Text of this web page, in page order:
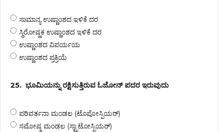
ಸಾಮಾನ್ಯ ಉಷ್ಣಾಂಶದ ಇಳಿಕೆ ದರ
ಸ್ಥಿರೋಷ್ಣಕ ಉಷ್ಣಾಂಶದ ಇಳಿಕೆ ದರ
ಉಷ್ಣಾಂಶದ ವಿಪರ್ಯಯ
ಉಷ್ಣಾಂಶದ ಪ್ರಕ್ರಿಯೆ
25. ಭೂಮಿಯನ್ನು ರಕ್ಷಿಸುತ್ತಿರುವ ಓಜೋನ್ ಪದರ ಇರುವುದು
ಪರಿವರ್ತನಾ ಮಂಡಲ (ಟೊಪೋಸ್ಪಿಯರ್)
ಸಮೋಷ್ಠ ಮಂಡಲ (ಸ್ಟ್ರಾಟೋಸ್ಪಿಯರ್)